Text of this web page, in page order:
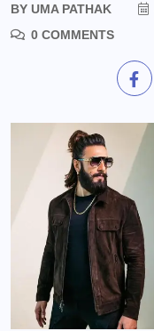
BY UMA PATHAK
0 COMMENTS